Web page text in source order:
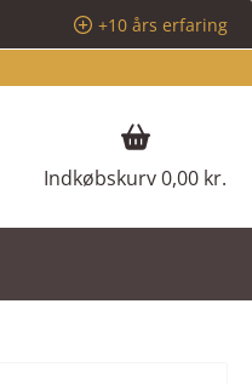
+10 års erfaring
varer
Indkøbskurv0,00 kr.